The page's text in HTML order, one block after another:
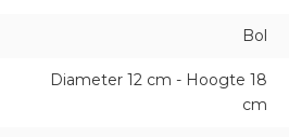
Bol
Diameter 12 cm - Hoogte 18
cm